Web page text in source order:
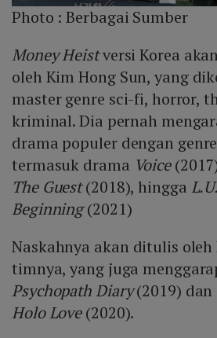
Photo :Berbagai Sumber
Money Heistversi Korea
oleh Kim Hong Sun, yang
master genre sci-fi, horror,
kriminal. Dia pernah
drama populer dengan
termasuk drama Voice
The Guest(2018), hingga
Beginning(2021)
Naskahnya akan ditulis oleh
timnya, yang juga
Psychopath Diary(2019)
Holo Love(2020).